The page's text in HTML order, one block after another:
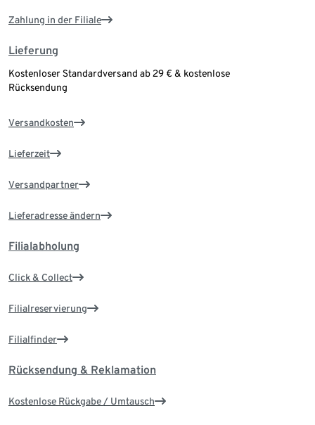
Zahlung in der Filiale
Lieferung
Kostenloser Standardversand ab 29 € & kostenlose
Rücksendung
Versandkosten
Lieferzeit
Versandpartner
Lieferadresse ändern
Filialabholung
Click & Collect
Filialreservierung
Filialfinder
Rücksendung & Reklamation
Kostenlose Rückgabe / Umtausch